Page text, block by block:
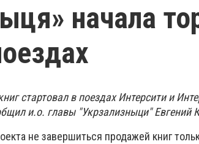
начала
стартовал в поездах Интерсити и
и.о. главы "Укрзализныци" Евгений
не завершиться продажей книг